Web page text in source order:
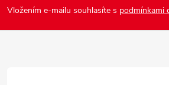
Vložením e-mailu souhlasíte s podmínkami